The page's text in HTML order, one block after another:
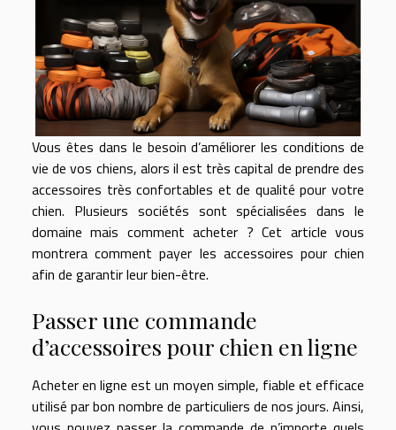
Vous êtes dans le besoin d’améliorer les conditions de
vie de vos chiens, alors il est très capital de prendre des
accessoires très confortables et de qualité pour votre
chien. Plusieurs sociétés sont spécialisées dans le
domaine mais comment acheter ? Cet article vous
montrera comment payer les accessoires pour chien
afin de garantir leur bien-être.
Passer une commande
d’accessoires pour chien en ligne
Acheter en ligne est un moyen simple, fiable et efficace
utilisé par bon nombre de particuliers de nos jours. Ainsi,